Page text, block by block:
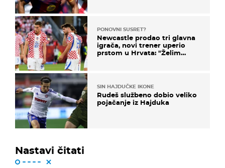
PONOVNI SUSRET?
Newcastle prodao tri glavna
igrača, novi trener uperio
prstom u Hrvata: "Želim
SIN HAJDUČKE IKONE
Rudeš službeno dobio veliko
pojačanje iz Hajduka
Nastavi čitati